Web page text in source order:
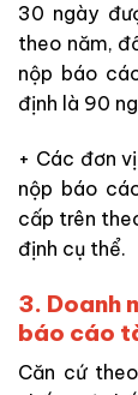
30 ngày
theo năm,
nộp báo
định là 90
+ Các đơn
nộp báo
cấp trên
định cụ thể.
3. Doanh
báo cáo
Căn cứ